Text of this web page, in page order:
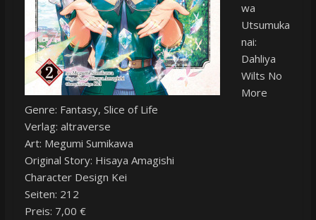
wa
Utsumuka
nai:
Dahliya
Wilts No
More
Genre: Fantasy, Slice of Life
Verlag: altraverse
Art: Megumi Sumikawa
Original Story: Hisaya Amagishi
Character Design Kei
Seiten: 212
Preis: 7,00 €